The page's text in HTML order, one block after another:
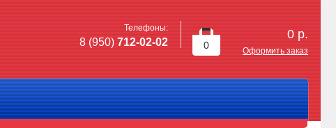
0
0 р.
Оформить заказ
Телефоны:
8 (950) 712-02-02